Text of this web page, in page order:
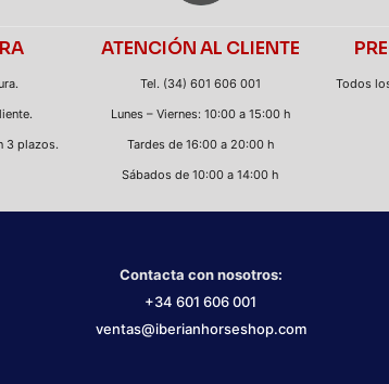
3 plazos.
ATENCIÓN AL CLIENTE
Tel. (34) 601 606 001
Lunes – Viernes: 10:00 a 15:00 h
Tardes de 16:00 a 20:00 h
Sábados de 10:00 a 14:00 h
Todos
Contacta con nosotros:
+34 601 606 001
ventas@iberianhorseshop.com